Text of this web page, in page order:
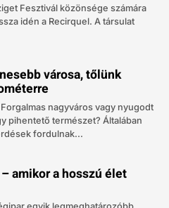
Fesztivál közönsége számára
idén a Recirquel. A társulat
városa, tőlünk
nagyváros vagy nyugodt
pihentető természet? Általában
fordulnak...
amikor a hosszú élet